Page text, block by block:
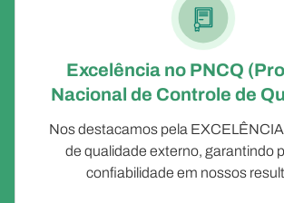
Excelência no PNCQ
Nacional de Controle de
Nos destacamos pela
de qualidade externo, garantindo
confiabilidade em nossos